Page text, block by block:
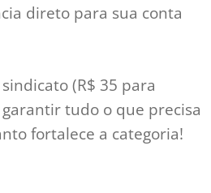
direto para sua conta
(R$ 35 para
tudo o que precisa
fortalece a categoria!